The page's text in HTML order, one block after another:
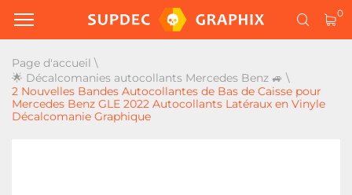
0
Page d'accueil \
🌟 Décalcomanies autocollants Mercedes Benz 🚙 \
2 Nouvelles Bandes Autocollantes de Bas de Caisse pour
Mercedes Benz GLE 2022 Autocollants Latéraux en Vinyle
Décalcomanie Graphique